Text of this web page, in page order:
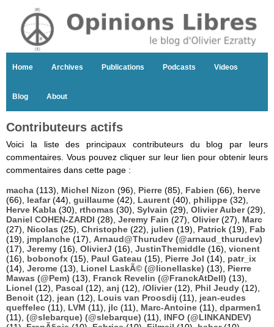
Home Archives Publications Podcasts Videos
Blog About
Contributeurs actifs
Voici la liste des principaux contributeurs du blog par leurs
commentaires. Vous pouvez cliquer sur leur lien pour obtenir leurs
commentaires dans cette page :
macha (113), Michel Nizon (96), Pierre (85), Fabien (66), herve
(66), leafar(44), guillaume (42), Laurent (40), philippe (32),
Herve Kabla (30), rthomas (30), Sylvain (29), Olivier Auber(29),
Daniel COHEN-ZARDI (28), Jeremy Fain (27), Olivier(27), Marc
(27), Nicolas (25), Christophe (22), julien (19), Patrick (19), Fab
(19), jmplanche (17), Arnaud@Thurudev (@arnaud_thurudev)
(17), Jeremy (16), OlivierJ (16), JustinThemiddle (16), vicnent
(16), bobonofx (15), Paul Gateau (15), Pierre Jol (14), patr_ix
(14), Jerome (13), Lionel LaskÃ© (@lionellaske) (13), Pierre
Mawas (@Pem) (13), Franck Revelin (@FranckAtDell) (13),
Lionel (12), Pascal (12), anj (12), /Olivier(12), Phil Jeudy (12),
Benoit (12), jean (12), Louis van Proosdij (11), jean-eudes
queffelec (11), LVM (11), jlc (11), Marc-Antoine (11), dparmen1
(11), (@slebarque) (@slebarque) (11), INFO (@LINKANDEV)